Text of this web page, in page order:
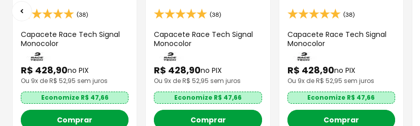
(38)
Capacete Race Tech Signal
Monocolor
R$ 428,90no PIX
Ou 9x de R$ 52,95 sem juros
Economize R$ 47,66
Comprar
(38)
Capacete Race Tech Signal
Monocolor
R$ 428,90no PIX
Ou 9x de R$52,95 sem juros
Economize R$ 47,66
Comprar
(38)
Capacete Race Tech Signal
Monocolor
R$ 428,90no PIX
Ou 9x de R$ 52,95 sem juros
Economize R$ 47,66
Comprar